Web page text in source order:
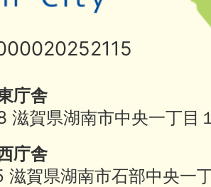
庁舎
賀県湖南市中央一丁目
庁舎
賀県湖南市石部中央一